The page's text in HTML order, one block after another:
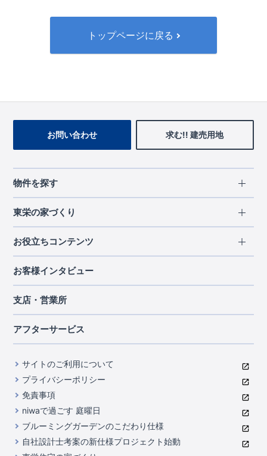
トップページに戻る
お問い合わせ 求む!! 建売用地
物件を探す
エリアから探す
北海道・東北
北海道
宮城県
千葉県
中部
山梨県
静岡県
滋賀県
京都府
中国・四国
岡山県
広島県
九州・沖縄
東栄の家づくり
長期優良住宅
住宅性能評価書
ブルーミングガーデンは地震につよい<建物編>
室内空間を快適に保つ断熱性能
コストパフォーマンスに自信
充実のアフターサポート
第三者評価によるお墨付き
家づくりのプロにも選ばれるブルーミングガーデン
住んでみるとじわじわ伝わる暮らしやすさへのこだわり
お役立ちコンテンツ
ご契約までの道のり
現地見学ガイド
ご紹介制度のご案内
東栄INDEX（用語集）
お客様インタビュー
支店・営業所
アフターサービス
サイトのご利用について
プライバシーポリシー
免責事項
niwaで過ごす 庭曜日
ブルーミングガーデンのこだわり仕様
自社設計士考案の新仕様プロジェクト始動